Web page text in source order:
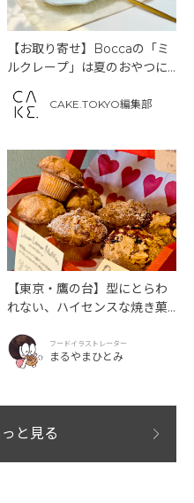
【お取り寄せ】Boccaの「ミ
ルクレープ」は夏のおやつに
CAKE.TOKYO編集部
【東京・鷹の台】型にとらわ
れない、ハイセンスな焼き菓
フードイラストレーター
まるやまひとみ
と見る